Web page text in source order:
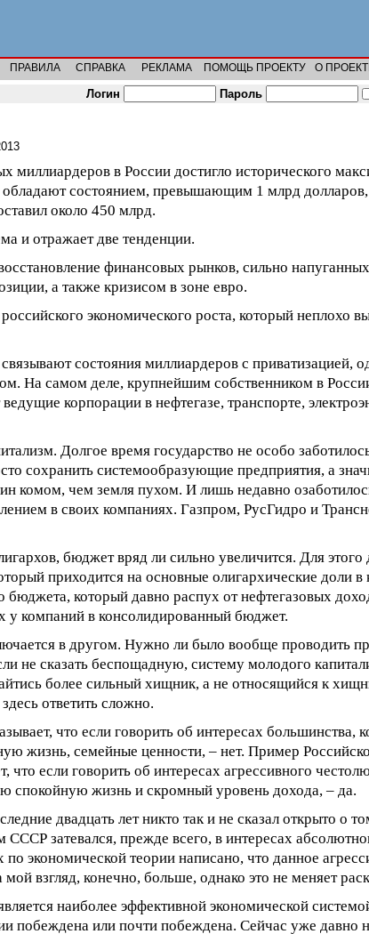
ПРАВИЛА СПРАВКА РЕКЛАМА ПОМОЩЬ ПРОЕКТУ О
Логин Пароль
миллиардеров в России достигло исторического
обладают состоянием, превышающим 1 млрд
около 450 млрд.
и отражает две тенденции.
финансовых рынков, сильно
а также кризисом в зоне евро.
экономического роста, который неплохо
состояния миллиардеров с приватизацией,
На самом деле, крупнейшим собственником в России
корпорации в нефтегазе, транспорте,
Долгое время государство не особо
сохранить системообразующие предприятия, а
комом, чем земля пухом. И лишь недавно
в своих компаниях. Газпром, РусГидро и
бюджет вряд ли сильно увеличится. Для этого
приходится на основные олигархические доли
бюджета, который давно распух от нефтегазовых
у компаний в консолидированный бюджет.
в другом. Нужно ли было вообще проводить
не сказать беспощадную, систему молодого
более сильный хищник, а не относящийся к
ответить сложно.
что если говорить об интересах большинства,
жизнь, семейные ценности, – нет. Пример
что если говорить об интересах агрессивного
спокойную жизнь и скромный уровень дохода, – да.
двадцать лет никто так и не сказал открыто о
затевался, прежде всего, в интересах
экономической теории написано, что данное
мой взгляд, конечно, больше, однако это не меняет
наиболее эффективной экономической
побеждена или почти побеждена. Сейчас уже давно